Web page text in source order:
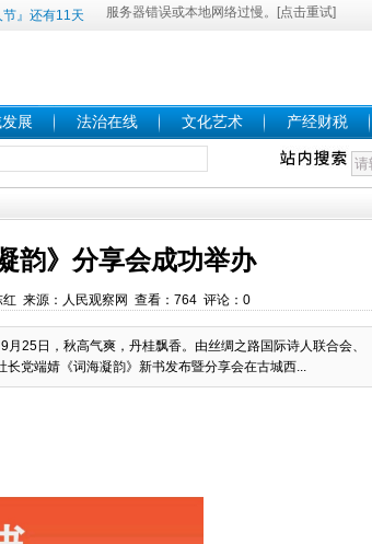
』还有11天
展 法治在线 文化艺术 产经财税
韵》分享会成功举办
来源：人民观察网 查看：764 评论：0
日，秋高气爽，丹桂飘香。由丝绸之路国际诗人联合会、
党端婧《词海凝韵》新书发布暨分享会在古城西...